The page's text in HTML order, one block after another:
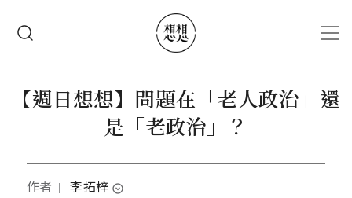
【週日想想】問題在「老人政治」還
是「老政治」？
作者 ｜ 李拓梓 expand_circle_down